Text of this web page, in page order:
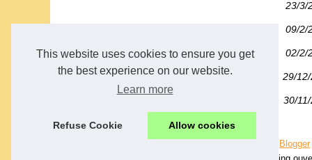
This website uses cookies to ensure you get
the best experience on our website.
Learn more
Refuse Cookie Allow cookies
23/3/
09/2/
02/2/
29/
30/
Blogger